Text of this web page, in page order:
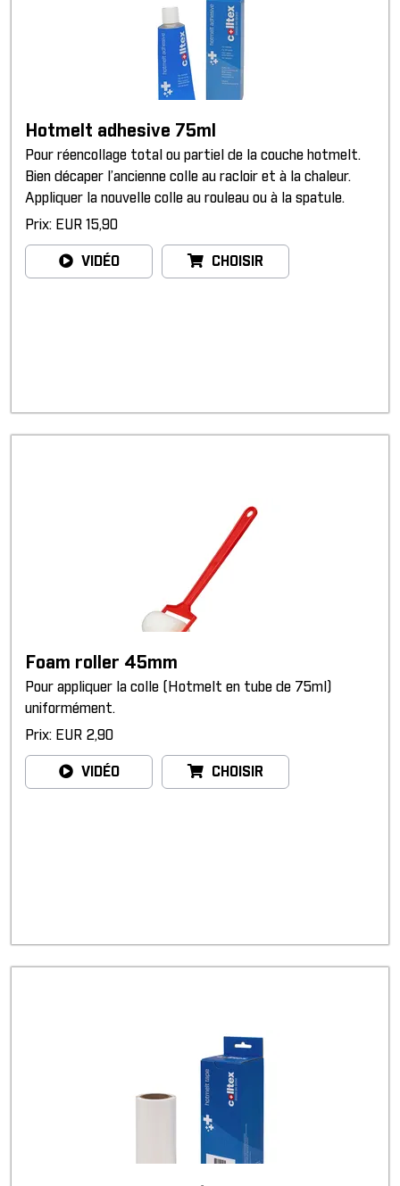
Hotmelt adhesive 75ml
Pour réencollage total ou partiel de la couche hotmelt.
Bien décaper l’ancienne colle au racloir et à la chaleur.
Appliquer la nouvelle colle au rouleau ou à la spatule.
Prix: EUR 15,90
VIDÉO CHOISIR
Foam roller 45mm
Pour appliquer la colle (Hotmelt en tube de 75ml)
uniformément.
Prix: EUR 2,90
VIDÉO CHOISIR